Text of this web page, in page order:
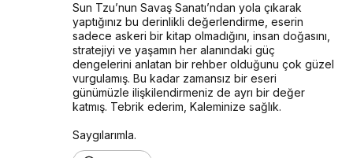
Sun Tzu’nun Savaş Sanatı’ndan yola çıkarak
yaptığınız bu derinlikli değerlendirme, eserin
sadece askeri bir kitap olmadığını, insan doğasını,
stratejiyi ve yaşamın her alanındaki güç
dengelerini anlatan bir rehber olduğunu çok güzel
vurgulamış. Bu kadar zamansız bir eseri
günümüzle ilişkilendirmeniz de ayrı bir değer
katmış. Tebrik ederim, Kaleminize sağlık.
Saygılarımla.